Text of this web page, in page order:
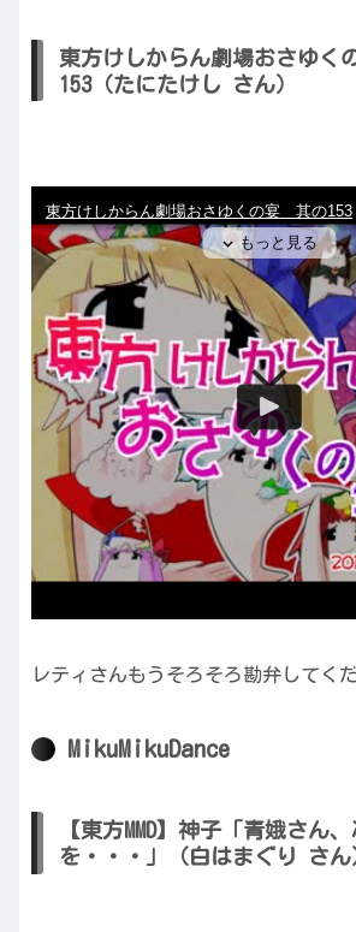
東方けしからん劇場おさゆ
153（たにたけし さん）
レティさんもうそろそろ勘弁してく
MikuMikuDance
【東方MMD】神子「青娥さん
を・・・」（白はまぐり さん